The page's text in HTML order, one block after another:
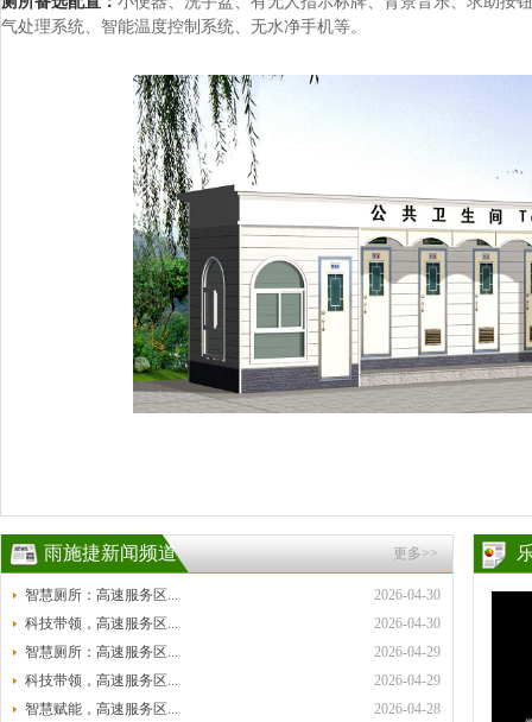
气处理系统、智能温度控制系统、无水净手机等。
更多>>
雨施捷新闻频道
2026-04-30
智慧厕所：高速服务区...
2026-04-30
科技带领，高速服务区...
2026-04-29
智慧厕所：高速服务区...
2026-04-29
科技带领，高速服务区...
2026-04-28
智慧赋能，高速服务区...